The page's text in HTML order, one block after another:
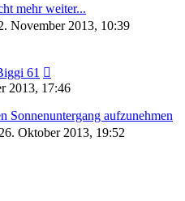
mehr weiter...
November 2013, 10:39
61
2013, 17:46
Sonnenuntergang aufzunehmen
Oktober 2013, 19:52